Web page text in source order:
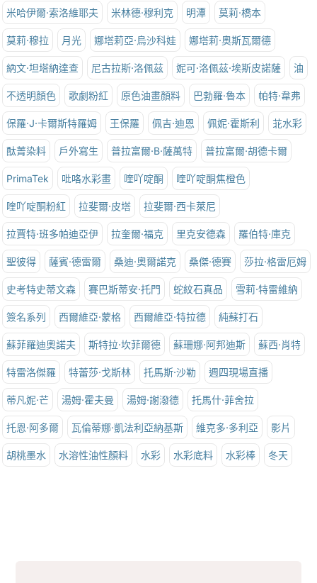
米哈伊爾·索洛維耶夫 米林德·穆利克 明潭 莫莉·橋本
莫莉·穆拉 月光 娜塔莉亞·烏沙科娃 娜塔莉·奧斯瓦爾德
納文·坦塔納達查 尼古拉斯·洛佩茲 妮可·洛佩茲·埃斯皮諾薩 油
不透明顏色 歌劇粉紅 原色油畫顏料 巴勃羅·魯本 帕特·韋弗
保羅·J·卡爾斯特羅姆 王保羅 佩吉·迪恩 佩妮·霍斯利 苝水彩
酞菁染料 戶外寫生 普拉富爾·B·薩萬特 普拉富爾·胡德卡爾
PrimaTek 吡咯水彩畫 喹吖啶酮 喹吖啶酮焦橙色
喹吖啶酮粉紅 拉斐爾·皮塔 拉斐爾·西卡萊尼
拉賈特·班多帕迪亞伊 拉奎爾·福克 里克安德森 羅伯特·庫克
聖彼得 薩賓·德雷爾 桑迪·奧爾諾克 桑傑·德賽 莎拉·格雷厄姆
史考特史蒂文森 賽巴斯蒂安·托門 蛇紋石真品 雪莉·特雷維納
簽名系列 西爾維亞·蒙格 西爾維亞·特拉德 純蘇打石
蘇菲羅迪奧諾夫 斯特拉·坎菲爾德 蘇珊娜·阿邦迪斯 蘇西·肖特
特雷洛傑羅 特蕾莎·戈斯林 托馬斯·沙勒 週四現場直播
蒂凡妮·芒 湯姆·霍夫曼 湯姆·謝潑德 托馬什·菲舍拉
托恩·阿多爾 瓦倫蒂娜·凱法利亞納基斯 維克多·多利亞 影片
胡桃墨水 水溶性油性顏料 水彩 水彩底料 水彩棒 冬天